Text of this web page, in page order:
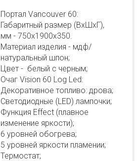
Портал Vancouver 60:
Габаритный размер (ВхШхГ),
мм - 750х1900х350.
Материал изделия - мдф/
натуральный шпон;
Цвет - белый с черным;
Очаг Vision 60 Log Led:
Декоративное топливо: дрова;
Светодиодные (LED) лампочки;
Функция Effect (плавное
изменение яркости);
6 уровней обогрева;
5 уровней яркости пламении;
Термостат;